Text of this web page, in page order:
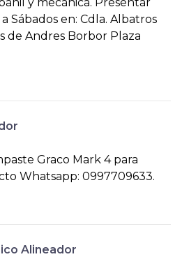
Sábados en: Cdla. Albatros
de Andres Borbor Plaza
Graco Mark 4 para
Whatsapp: 0997709633.
Alineador